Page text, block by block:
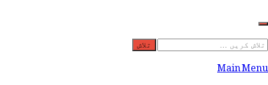
تلاش
کریں
Main Menu